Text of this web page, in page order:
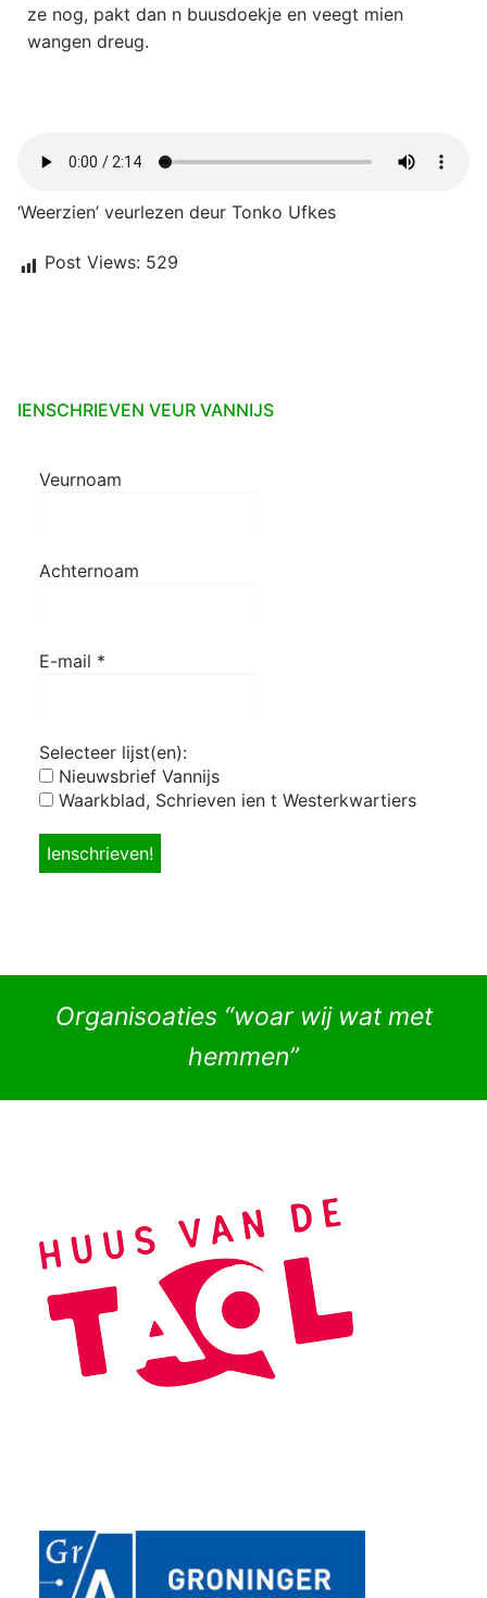
ze nog, pakt dan n buusdoekje en veegt mien
wangen dreug.
‘Weerzien’ veurlezen deur Tonko Ufkes
Post Views: 529
IENSCHRIEVEN VEUR VANNIJS
Veurnoam
Achternoam
E-mail *
Selecteer lijst(en):
Nieuwsbrief Vannijs
Waarkblad, Schrieven ien t Westerkwartiers
Organisoaties “woar wij wat met
hemmen”